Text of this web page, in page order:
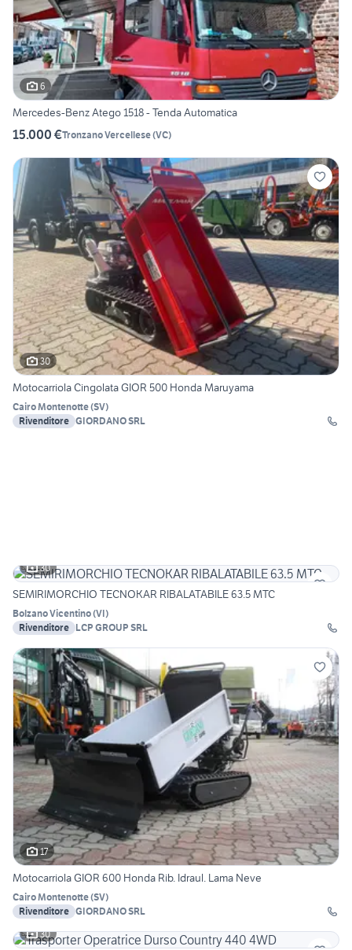
6
Mercedes-Benz Atego 1518 - Tenda Automatica
15.000 €Tronzano Vercellese(VC)
30
Motocarriola Cingolata GIOR 500 Honda Maruyama
Cairo Montenotte(SV)
Rivenditore GIORDANO SRL
30
SEMIRIMORCHIO TECNOKAR RIBALATABILE 63.5 MTC
Bolzano Vicentino(VI)
Rivenditore LCP GROUP SRL
17
Motocarriola GIOR 600 Honda Rib. Idraul. Lama Neve
Cairo Montenotte(SV)
Rivenditore GIORDANO SRL
30